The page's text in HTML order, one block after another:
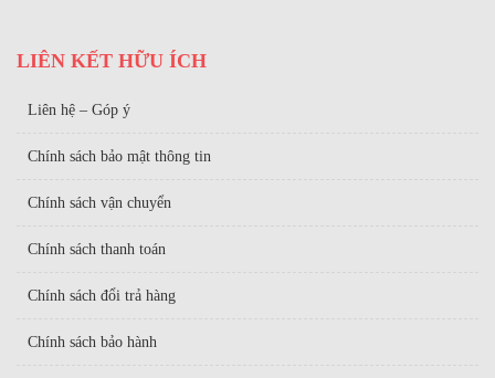
LIÊN KẾT HỮU ÍCH
Liên hệ – Góp ý
Chính sách bảo mật thông tin
Chính sách vận chuyển
Chính sách thanh toán
Chính sách đổi trả hàng
Chính sách bảo hành